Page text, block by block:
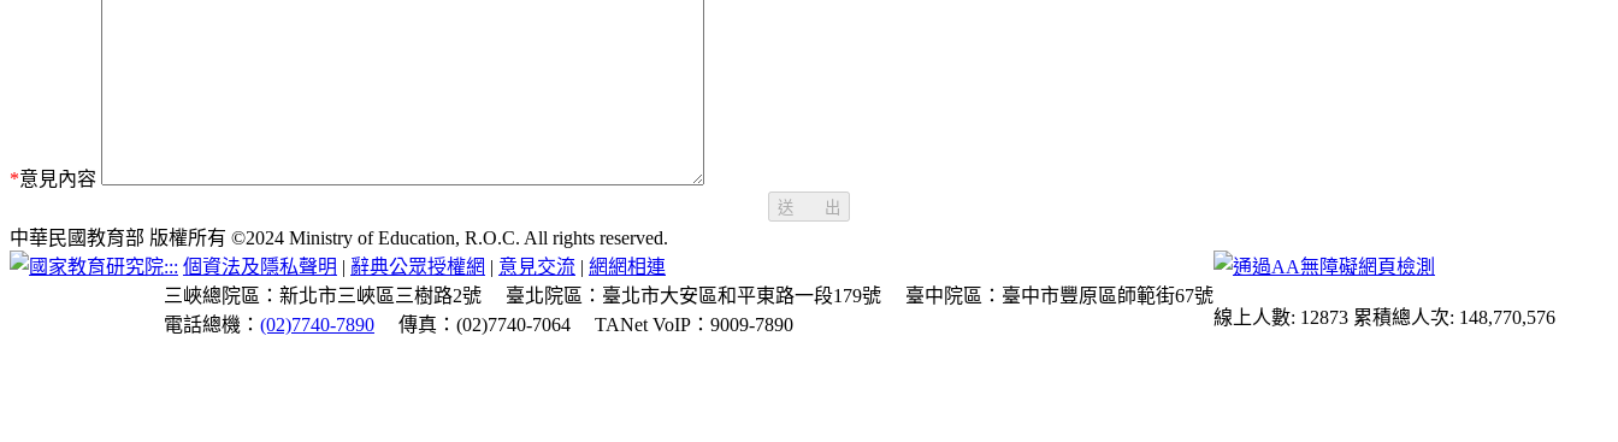
*意見內容
送 出
中華民國教育部 版權所有 ©2024 Ministry of Education, R.O.C. All rights reserved.
::: 個資法及隱私聲明 | 辭典公眾授權網 | 意見交流 | 網網相連
三峽總院區：新北市三峽區三樹路2號
臺北院區：臺北市大安區和平東路一段179號
臺中院區：臺中市豐原區師範街67號
電話總機： (02)7740-7890 傳真：(02)7740-7064 TANet VoIP：9009-7890 線上人數: 12873 累積總人次: 148,770,576